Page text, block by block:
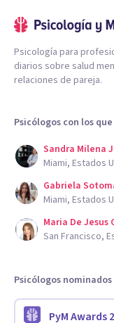
Psicología para
diarios sobre salud
relaciones de pareja.
Psicólogos con los
Sandra Milena
Miami, Estados
Gabriela
Miami, Estados
Maria De
San Francisco,
Psicólogos
PyM Awards